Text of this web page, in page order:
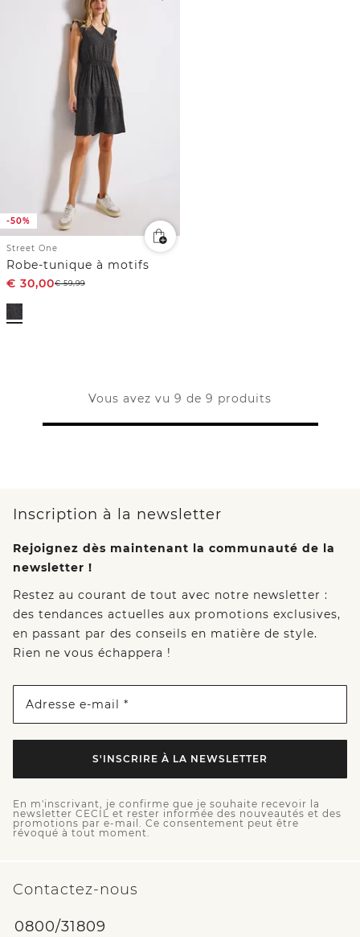
-50%
Street One
Robe-tunique à motifs
€ 30,00€59,99
Vous avez vu 9 de 9 produits
Inscription à la newsletter
Rejoignez dès maintenant la communauté de la
newsletter !
Restez au courant de tout avec notre newsletter :
des tendances actuelles aux promotions exclusives,
en passant par des conseils en matière de style.
Rien ne vous échappera !
Adresse e-mail *
S'INSCRIRE À LA NEWSLETTER
En m'inscrivant, je confirme que je souhaite recevoir la
newsletter CECIL et rester informée des nouveautés et des
promotions par e-mail. Ce consentement peut être
révoqué à tout moment.
Contactez-nous
0800/31809